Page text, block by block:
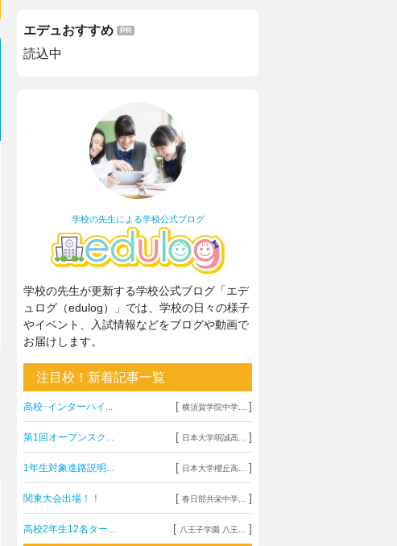
エデュおすすめ
読込中
学校の先生による学校公式ブログ
学校の先生が更新する学校公式ブログ「エデ
ュログ（edulog）」では、学校の日々の様子
やイベント、入試情報などをブログや動画で
お届けします。
注目校！新着記事一覧
高校･インターハイ... [ 横須賀学院中学... ]
第1回オープンスク... [ 日本大学明誠高... ]
1年生対象進路説明... [ 日本大学櫻丘高... ]
関東大会出場！！ [ 春日部共栄中学... ]
高校2年生12名ター... [ 八王子学園 八王... ]